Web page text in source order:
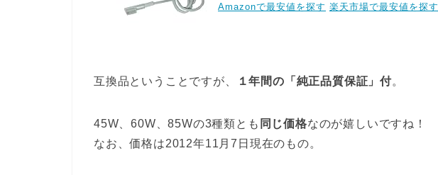
Amazonで最安値を探す 楽天市場で最安値を探す
互換品ということですが、 １年間の「純正品質保証」付。
45W、60W、85Wの3種類とも 同じ価格なのが嬉しいですね！
なお、価格は2012年11月7日現在のもの。